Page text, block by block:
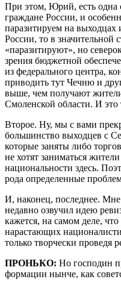
При этом, Юрий, есть одна
граждане России, и
паразитируем на
России, то в значительной
«паразитируют», но
зрения бюджетной
из федерального центра,
приводить тут Чечню и
выше, чем получают
Смоленской области. И это
Второе. Ну, мы с вами
большинство выходцев с
которые заняты либо
не хотят заниматься
национальности здесь.
рода определенные
И, наконец, последнее.
недавно озвучил идею
кажется, на самом деле,
нарастающих
только творчески проведя
ПРОНЬКО: Но господин
формации нынче, как